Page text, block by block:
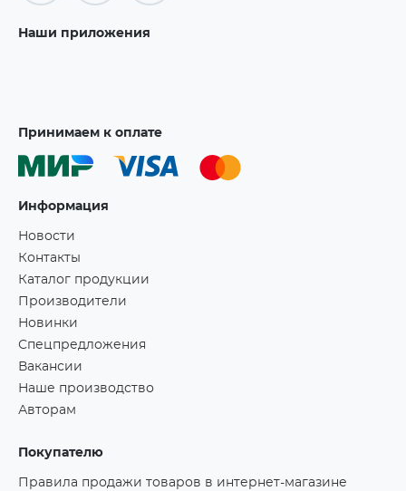
Наши приложения
Принимаем к оплате
Информация
Новости
Контакты
Каталог продукции
Производители
Новинки
Спецпредложения
Вакансии
Наше производство
Авторам
Покупателю
Правила продажи товаров в интернет-магазине